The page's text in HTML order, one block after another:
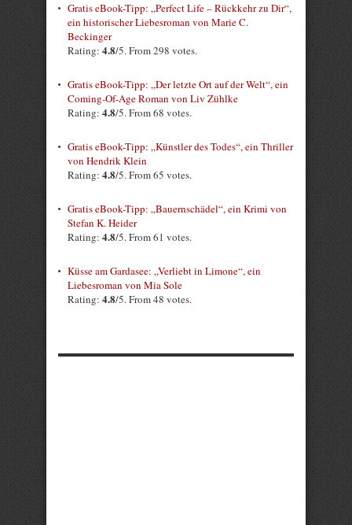
Gratis eBook-Tipp: „Perfect Life – Rückkehr zu Dir“,
ein historischer Liebesroman von Marie C.
Beckinger
Rating: 4.8/5. From 298 votes.
Gratis eBook-Tipp: „Der letzte Ort auf der Welt“, ein
Coming-Of-Age Roman von Liv Zühlke
Rating: 4.8/5. From 68 votes.
Gratis eBook-Tipp: „Künstler des Todes“, ein Thriller
von Hendrik Klein
Rating: 4.8/5. From 65 votes.
Gratis eBook-Tipp: „Bauernschädel“, ein Krimi von
Stefan K. Heider
Rating: 4.8/5. From 61 votes.
Küsse am Gardasee: „Verliebt in Limone“, ein
Liebesroman von Mia Sole
Rating: 4.8/5. From 48 votes.